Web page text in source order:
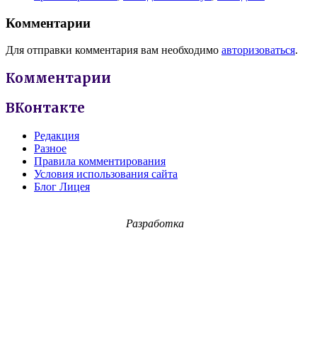
Комментарии
Для отправки комментария вам необходимо авторизоваться.
Комментарии
ВКонтакте
Редакция
Разное
Правила комментирования
Условия использования сайта
Блог Лицея
Разработка